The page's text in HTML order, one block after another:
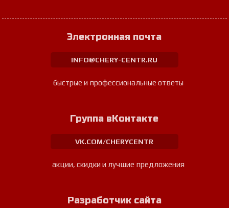
Электронная почта
INFO@CHERY-CENTR.RU
быстрые и профессиональные ответы
Группа вКонтакте
VK.COM/CHERYCENTR
акции, скидки и лучшие предложения
Разработчик сайта